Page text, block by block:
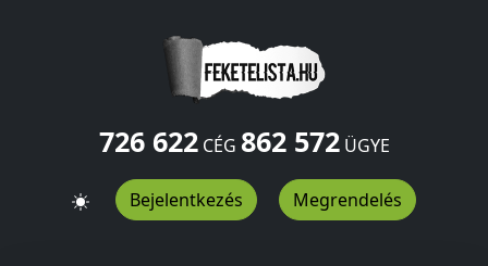
726 622CÉG 862 572ÜGYE
Bejelentkezés Megrendelés